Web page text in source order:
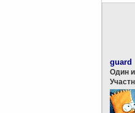
guard
Один